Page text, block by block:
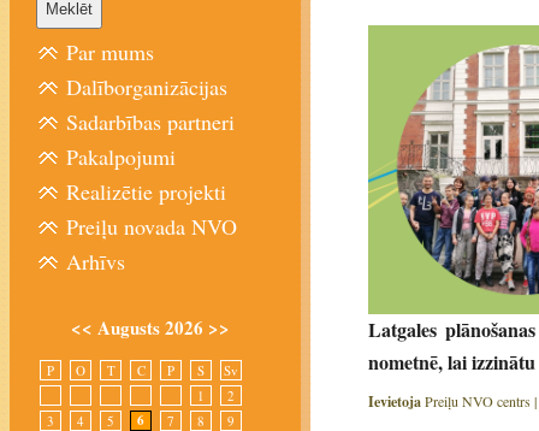
Latgales
nometnē, lai
IevietojaPreiļu NVO centrs |
Par mums
Dalīborganizācijas
Sadarbības partneri
Pakalpojumi
Realizētie projekti
Preiļu novada NVO
Arhīvs
<< Augusts 2026 >>
P O T C P S
Sv
1
2
3
4 5 6 7 8
9